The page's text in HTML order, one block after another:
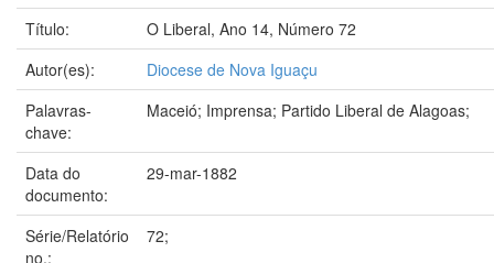
Título:
O Liberal, Ano 14, Número 72
Autor(es):
Diocese de Nova Iguaçu
Palavras-
chave:
Maceió; Imprensa; Partido Liberal de Alagoas;
Data do
documento:
29-mar-1882
Série/Relatório
no.:
72;